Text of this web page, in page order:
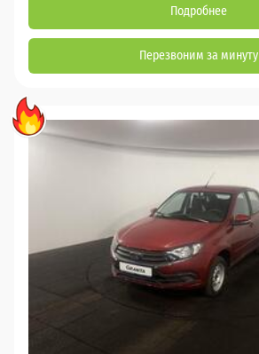
Подробнее
Перезвоним за минуту